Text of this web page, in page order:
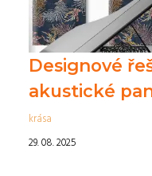
Designové
akustické
krása
29. 08. 2025